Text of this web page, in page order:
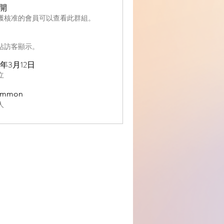
核准的會員可以查看此群組。
訪客顯示。
3月12日